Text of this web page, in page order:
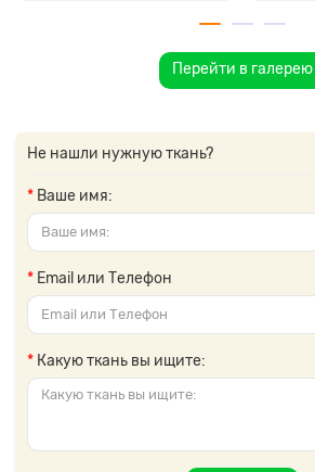
Перейти в галерею
Не нашли нужную ткань?
Ваше имя:
Email или Телефон
Какую ткань вы ищите: